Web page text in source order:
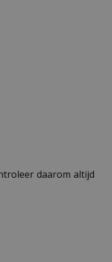
daarom altijd